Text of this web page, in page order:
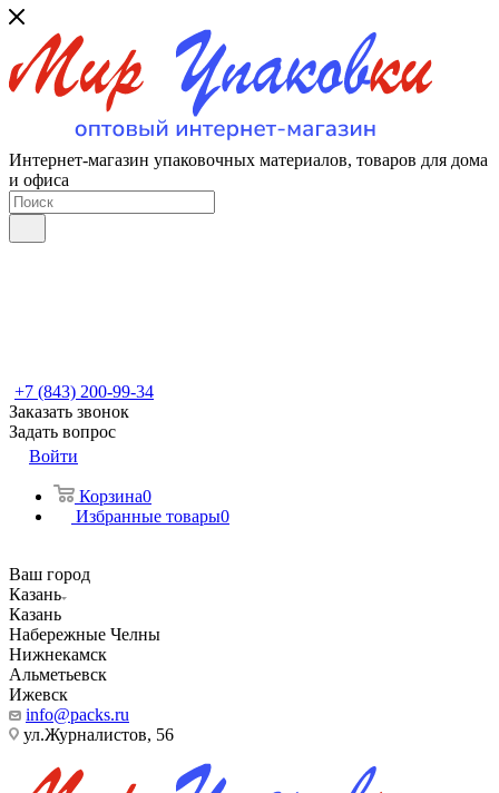
Интернет-магазин упаковочных материалов, товаров для дома
и офиса
+7 (843) 200-99-34
Заказать звонок
Задать вопрос
Войти
Корзина0
Избранные товары0
Ваш город
Казань
Казань
Набережные Челны
Нижнекамск
Альметьевск
Ижевск
info@packs.ru
ул.Журналистов, 56